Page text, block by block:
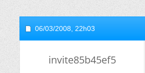
06/03/2008, 22h03
invite85b45ef5